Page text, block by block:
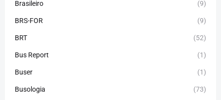
Brasileiro (9)
BRS-FOR (9)
BRT (52)
Bus Report (1)
Buser (1)
Busologia (73)